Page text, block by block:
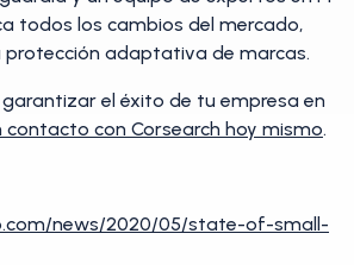
todos los cambios del mercado,
protección adaptativa de marcas.
el éxito de tu empresa en
contacto con Corsearch hoy mismo.
news/2020/05/state-of-small-